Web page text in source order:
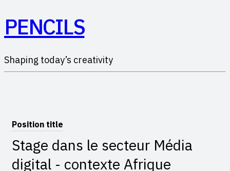
PENCILS
Shaping today’s creativity
Position title
Stage dans le secteur Média
digital - contexte Afrique